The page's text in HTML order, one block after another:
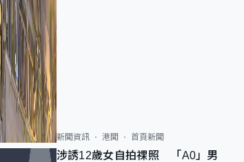
新聞資訊 港聞 首頁新聞
涉誘12歲女自拍祼照 「A0」男